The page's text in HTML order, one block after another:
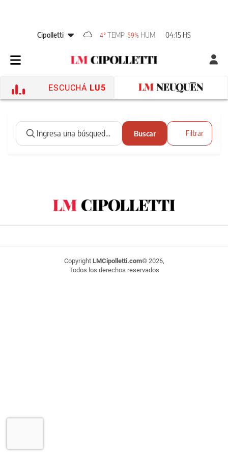
Cipolletti 4° TEMP 59% HUM 04:15 HS
ESCUCHÁ LU5
Buscar Filtrar
Copyright LMCipolletti.com© 2026,
Todos los derechos reservados